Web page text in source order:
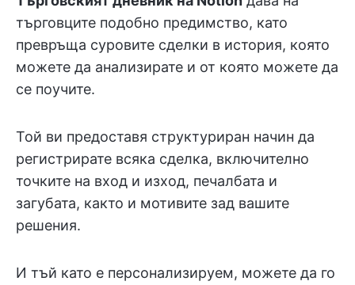
търговците подобно предимство, като
превръща суровите сделки в история, която
можете да анализирате и от която можете да
се поучите.
Той ви предоставя структуриран начин да
регистрирате всяка сделка, включително
точките на вход и изход, печалбата и
загубата, както и мотивите зад вашите
решения.
И тъй като е персонализируем, можете да го